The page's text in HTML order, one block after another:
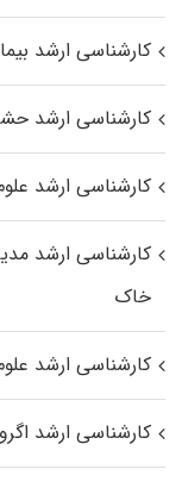
کارشناسی ارشد
کارشناسی ارشد
کارشناسی ارشد
کارشناسی ارشد
خاک
کارشناسی ارشد
کارشناسی ارشد